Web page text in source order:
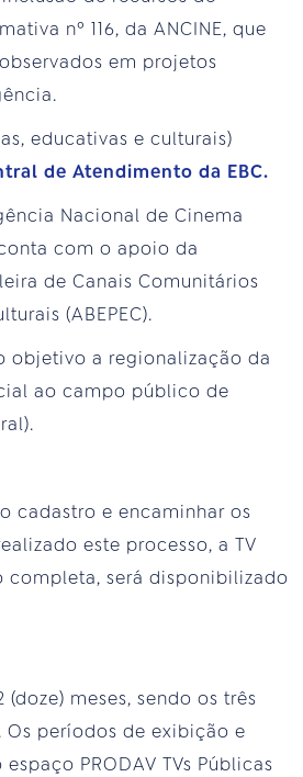
nº 116, da ANCINE, que
em projetos
educativas e culturais)
de Atendimento da EBC.
Nacional de Cinema
com o apoio da
de Canais Comunitários
(ABEPEC).
objetivo a regionalização da
ao campo público de
cadastro e encaminhar os
este processo, a TV
completa, será disponibilizado
meses, sendo os três
Os períodos de exibição e
PRODAV TVs Públicas